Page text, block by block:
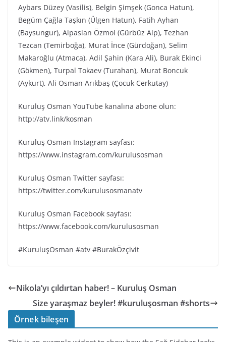
Aybars Düzey (Vasilis), Belgin Şimşek (Gonca Hatun),
Begüm Çağla Taşkın (Ülgen Hatun), Fatih Ayhan
(Baysungur), Alpaslan Özmol (Gürbüz Alp), Tezhan
Tezcan (Temirboğa), Murat İnce (Gürdoğan), Selim
Makaroğlu (Atmaca), Adil Şahin (Kara Ali), Burak Ekinci
(Gökmen), Turpal Tokaev (Turahan), Murat Boncuk
(Aykurt), Ali Osman Arıkbaş (Çocuk Cerkutay)
Kuruluş Osman YouTube kanalına abone olun:
http://atv.link/kosman
Kuruluş Osman Instagram sayfası:
https://www.instagram.com/kurulusosman
Kuruluş Osman Twitter sayfası:
https://twitter.com/kurulusosmanatv
Kuruluş Osman Facebook sayfası:
https://www.facebook.com/kurulusosman
#KuruluşOsman #atv #BurakÖzçivit
Nikola’yı çıldırtan haber! – Kuruluş Osman
Size yaraşmaz beyler! #kuruluşosman #shorts
Örnek bileşen